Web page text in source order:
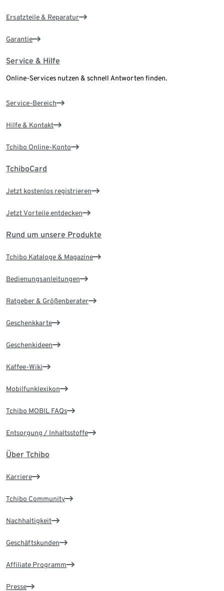
Ersatzteile & Reparatur
Garantie
Service & Hilfe
Online-Services nutzen & schnell Antworten finden.
Service-Bereich
Hilfe & Kontakt
Tchibo Online-Konto
TchiboCard
Jetzt kostenlos registrieren
Jetzt Vorteile entdecken
Rund um unsere Produkte
Tchibo Kataloge & Magazine
Bedienungsanleitungen
Ratgeber & Größenberater
Geschenkkarte
Geschenkideen
Kaffee-Wiki
Mobilfunklexikon
Tchibo MOBIL FAQs
Entsorgung / Inhaltsstoffe
Über Tchibo
Karriere
Tchibo Community
Nachhaltigkeit
Geschäftskunden
Affiliate Programm
Presse